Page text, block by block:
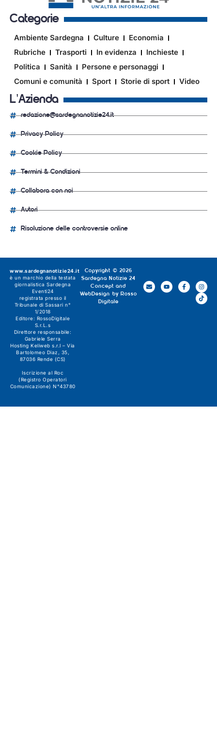
Categorie
Ambiente Sardegna Culture
Economia
Rubriche
Trasporti In evidenza
Inchieste
Politica
Sanità
Persone e personaggi
Comuni e comunità
Sport Storie di sport Video
L'Azienda
redazione@sardegnanotizie24.it
Privacy Policy
Cookie Policy
Termini & Condizioni
Collabora con noi
Autori
Risoluzione delle controversie online
Copyright © 2026
Sardegna Notizie 24
Concept and
WebDesign by Rosso
Digitale
www.sardegnanotizie24.it
è un marchio della testata
giornalistica Sardegna
Eventi24
registrata presso il
Tribunale di Sassari n°
1/2018
Editore: RossoDigitale
S.r.L.s
Direttore responsabile:
Gabriele Serra
Hosting Keliweb s.r.l – Via
Bartolomeo Diaz, 35,
87036 Rende (CS)
Iscrizione al Roc
(Registro Operatori
Comunicazione) N°43780